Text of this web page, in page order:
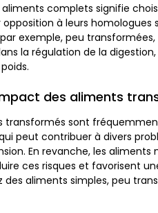
aliments complets signifie
à leurs
exemple, peu
la régulation de la
des aliments
transformés sont
peut contribuer à divers
En revanche, les
ces risques et favorisent
des aliments simples, peu